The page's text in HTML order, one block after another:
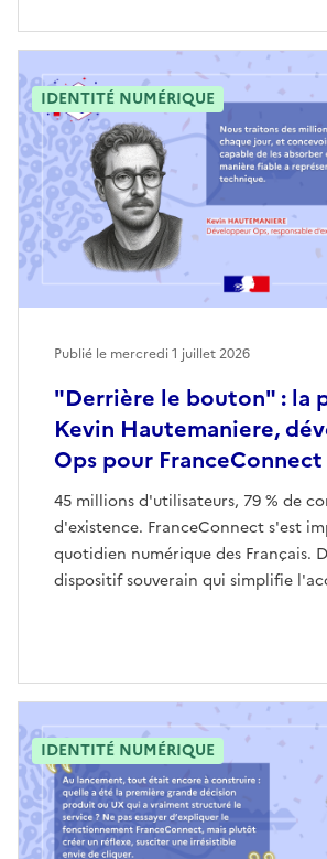
"Derrière le bouton" : la
Kevin Hautemaniere,
Ops pour FranceConnect
45 millions d'utilisateurs, 79 % de
d'existence. FranceConnect s'est
quotidien numérique des Français.
dispositif souverain qui simplifie
Publié le mercredi 1 juillet 2026
IDENTITÉ NUMÉRIQUE
IDENTITÉ NUMÉRIQUE